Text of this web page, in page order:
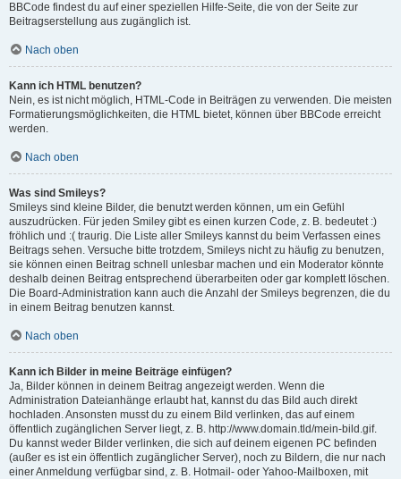
BBCode findest du auf einer speziellen Hilfe-Seite, die von der Seite zur
Beitragserstellung aus zugänglich ist.
Nach oben
Kann ich HTML benutzen?
Nein, es ist nicht möglich, HTML-Code in Beiträgen zu verwenden. Die meisten
Formatierungsmöglichkeiten, die HTML bietet, können über BBCode erreicht
werden.
Nach oben
Was sind Smileys?
Smileys sind kleine Bilder, die benutzt werden können, um ein Gefühl
auszudrücken. Für jeden Smiley gibt es einen kurzen Code, z. B. bedeutet :)
fröhlich und :( traurig. Die Liste aller Smileys kannst du beim Verfassen eines
Beitrags sehen. Versuche bitte trotzdem, Smileys nicht zu häufig zu benutzen,
sie können einen Beitrag schnell unlesbar machen und ein Moderator könnte
deshalb deinen Beitrag entsprechend überarbeiten oder gar komplett löschen.
Die Board-Administration kann auch die Anzahl der Smileys begrenzen, die du
in einem Beitrag benutzen kannst.
Nach oben
Kann ich Bilder in meine Beiträge einfügen?
Ja, Bilder können in deinem Beitrag angezeigt werden. Wenn die
Administration Dateianhänge erlaubt hat, kannst du das Bild auch direkt
hochladen. Ansonsten musst du zu einem Bild verlinken, das auf einem
öffentlich zugänglichen Server liegt, z. B. http://www.domain.tld/mein-bild.gif.
Du kannst weder Bilder verlinken, die sich auf deinem eigenen PC befinden
(außer es ist ein öffentlich zugänglicher Server), noch zu Bildern, die nur nach
einer Anmeldung verfügbar sind, z. B. Hotmail- oder Yahoo-Mailboxen, mit